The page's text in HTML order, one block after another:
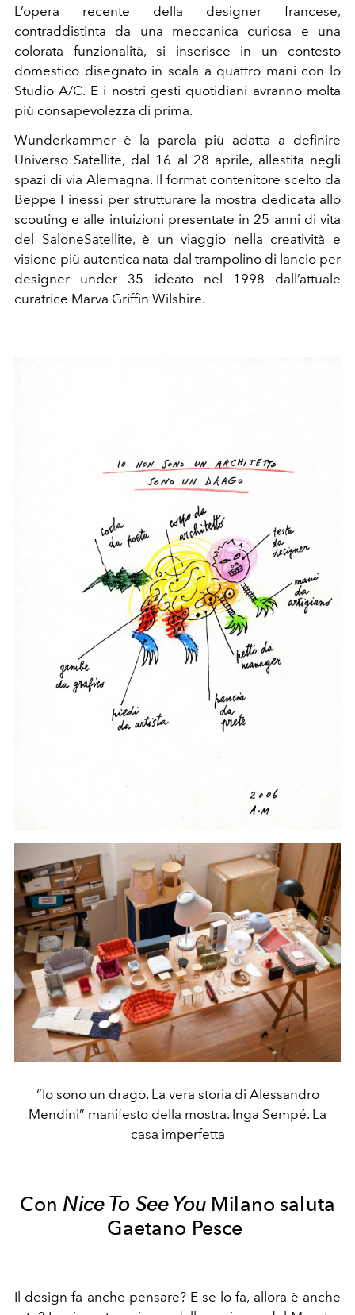
L’opera recente della designer francese,
contraddistinta da una meccanica curiosa e una
colorata funzionalità, si inserisce in un contesto
domestico disegnato in scala a quattro mani con lo
Studio A/C. E i nostri gesti quotidiani avranno molta
più consapevolezza di prima.
Wunderkammer è la parola più adatta a definire
Universo Satellite, dal 16 al 28 aprile, allestita negli
spazi di via Alemagna. Il format contenitore scelto da
Beppe Finessi per strutturare la mostra dedicata allo
scouting e alle intuizioni presentate in 25 anni di vita
del SaloneSatellite, è un viaggio nella creatività e
visione più autentica nata dal trampolino di lancio per
designer under 35 ideato nel 1998 dall’attuale
curatrice Marva Griffin Wilshire.
“Io sono un drago. La vera storia di Alessandro
Mendini” manifesto della mostra. Inga Sempé. La
casa imperfetta
Con Nice To See You Milano saluta
Gaetano Pesce
Il design fa anche pensare? E se lo fa, allora è anche